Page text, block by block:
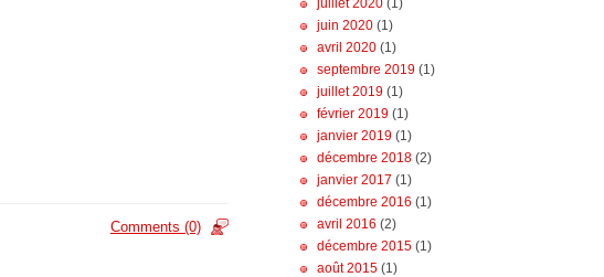
Comments (0)
juillet 2020 (1)
juin 2020 (1)
avril 2020 (1)
septembre 2019 (1)
juillet 2019 (1)
février 2019 (1)
janvier 2019 (1)
décembre 2018 (2)
janvier 2017 (1)
décembre 2016 (1)
avril 2016 (2)
décembre 2015 (1)
août 2015 (1)